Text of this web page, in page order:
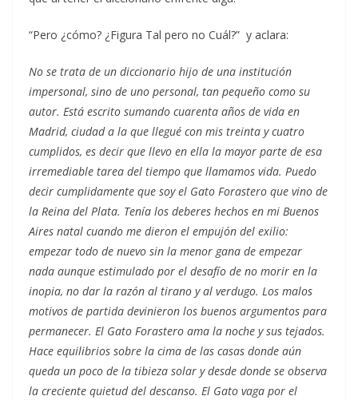
“Pero ¿cómo? ¿Figura Tal pero no Cuál?” y aclara:
No se trata de un diccionario hijo de una institución
impersonal, sino de uno personal, tan pequeño como su
autor. Está escrito sumando cuarenta años de vida en
Madrid, ciudad a la que llegué con mis treinta y cuatro
cumplidos, es decir que llevo en ella la mayor parte de esa
irremediable tarea del tiempo que llamamos vida. Puedo
decir cumplidamente que soy el Gato Forastero que vino de
la Reina del Plata. Tenía los deberes hechos en mi Buenos
Aires natal cuando me dieron el empujón del exilio:
empezar todo de nuevo sin la menor gana de empezar
nada aunque estimulado por el desafío de no morir en la
inopia, no dar la razón al tirano y al verdugo. Los malos
motivos de partida devinieron los buenos argumentos para
permanecer. El Gato Forastero ama la noche y sus tejados.
Hace equilibrios sobre la cima de las casas donde aún
queda un poco de la tibieza solar y desde donde se observa
la creciente quietud del descanso. El Gato vaga por el